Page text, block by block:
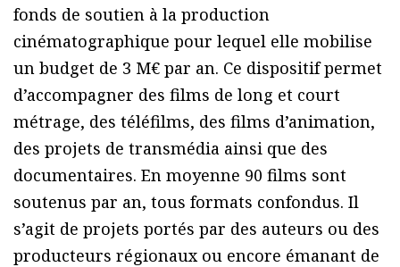
fonds de soutien à la production
cinématographique pour lequel elle mobilise
un budget de 3 M€ par an. Ce dispositif permet
d’accompagner des films de long et court
métrage, des téléfilms, des films d’animation,
des projets de transmédia ainsi que des
documentaires. En moyenne 90 films sont
soutenus par an, tous formats confondus. Il
s’agit de projets portés par des auteurs ou des
producteurs régionaux ou encore émanant de